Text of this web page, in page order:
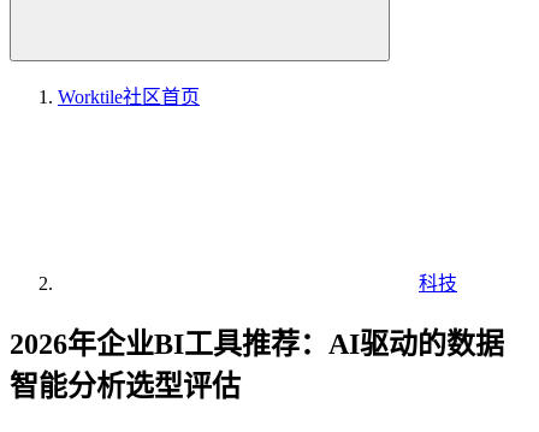
Worktile社区首页
科技
2026年企业BI工具推荐：AI驱动的数据
智能分析选型评估